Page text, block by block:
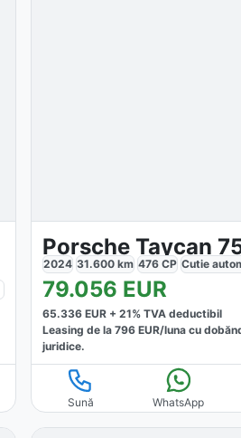
Porsche Taycan
2024 31.600km 476CP Cutie
79.056 EUR
65.336EUR + 21% TVA deductibil
Leasing de la 796EUR/lunacu
juridice.
Sună WhatsApp